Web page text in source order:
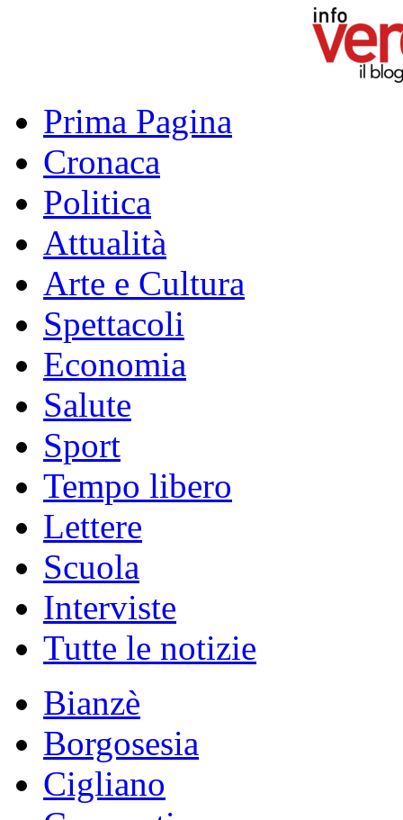
Prima Pagina
Cronaca
Politica
Attualità
Arte e Cultura
Spettacoli
Economia
Salute
Sport
Tempo libero
Lettere
Scuola
Interviste
Tutte le notizie
Bianzè
Borgosesia
Cigliano